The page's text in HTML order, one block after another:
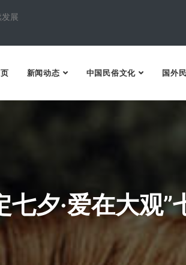
展
新闻动态 中国民俗文化 国外
七夕·爱在大观